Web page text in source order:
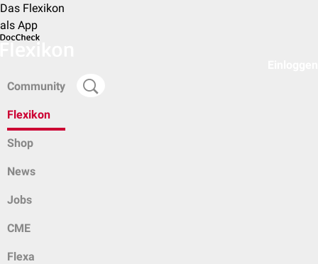
Das Flexikon
als App
Community
Flexikon
Shop
News
Jobs
CME
Flexa